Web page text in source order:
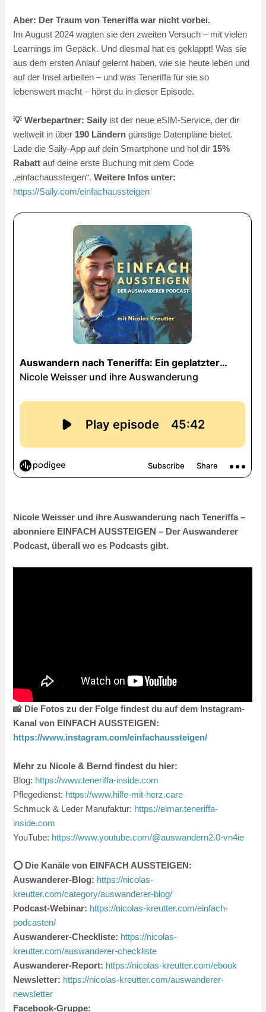
Aber: Der Traum von Teneriffa war nicht vorbei.
Im August 2024 wagten sie den zweiten Versuch – mit vielen
Learnings im Gepäck. Und diesmal hat es geklappt! Was sie
aus dem ersten Anlauf gelernt haben, wie sie heute leben und
auf der Insel arbeiten – und was Teneriffa für sie so
lebenswert macht – hörst du in dieser Episode.
💡 Werbepartner: Saily ist der neue eSIM-Service, der dir
weltweit in über 190 Ländern günstige Datenpläne bietet.
Lade die Saily-App auf dein Smartphone und hol dir 15%
Rabatt auf deine erste Buchung mit dem Code
„einfachaussteigen“.Weitere Infos unter:
https://Saily.com/einfachaussteigen
Nicole Weisser und ihre Auswanderung nach Teneriffa –
abonniere EINFACH AUSSTEIGEN – Der Auswanderer
Podcast, überall wo es Podcasts gibt.
📸 Die Fotos zu der Folge findest du auf dem Instagram-
Kanal von EINFACH AUSSTEIGEN:
https://www.instagram.com/einfachaussteigen/
Mehr zu Nicole & Bernd findest du hier:
Blog: https://www.teneriffa-inside.com
Pflegedienst: https://www.hilfe-mit-herz.care
Schmuck & Leder Manufaktur: https://elmar.teneriffa-
inside.com
YouTube: https://www.youtube.com/@auswandern2.0-vn4ie
⭕️ Die Kanäle von EINFACH AUSSTEIGEN:
Auswanderer-Blog: https://nicolas-
kreutter.com/category/auswanderer-blog/
Podcast-Webinar: https://nicolas-kreutter.com/einfach-
podcasten/
Auswanderer-Checkliste: https://nicolas-
kreutter.com/auswanderer-checkliste
Auswanderer-Report: https://nicolas-kreutter.com/ebook
Newsletter: https://nicolas-kreutter.com/auswanderer-
newsletter
Facebook-Gruppe: